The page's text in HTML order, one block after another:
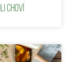
Choví